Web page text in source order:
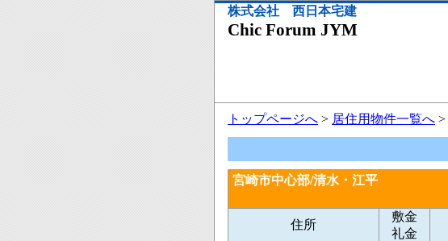
株式会社 西日本宅建
Chic Forum JYM
トップページへ > 居住用物件一覧へ >
宮崎市中心部/清水・江平
住所
敷金
礼金